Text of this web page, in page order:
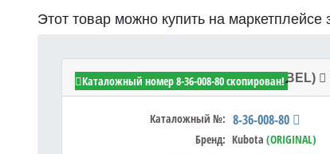
Этот товар можно купить на маркетплейсе
Kubota 8-36-008-80 - Этикетка (LABEL)
Каталожный №: 8-36-008-80
Бренд: Kubota (ORIGINAL)
Каталожный номер 8-36-008-80 скопирован!